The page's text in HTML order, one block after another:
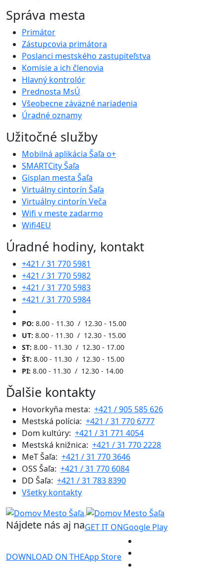
Správa mesta
Primátor
Zástupcovia primátora
Poslanci mestského zastupiteľstva
Komisie a ich členovia
Hlavný kontrolór
Prednosta MsÚ
Všeobecne záväzné nariadenia
Úradné oznamy
Užitočné služby
Mobilná aplikácia Šaľa o+
SMARTCity Šaľa
Gisplan mesta Šaľa
Virtuálny cintorín Šaľa
Virtuálny cintorín Veča
Wifi v meste zadarmo
Wifi4EU
Úradné hodiny, kontakt
+421 / 31 770 5981
+421 / 31 770 5982
+421 / 31 770 5983
+421 / 31 770 5984
PO: 8.00 - 11.30 / 12.30 - 15.00
UT: 8.00 - 11.30 / 12.30 - 15.00
ST: 8.00 - 11.30 / 12.30 - 17.00
ŠT: 8.00 - 11.30 / 12.30 - 15.00
PI: 8.00 - 11.30 / 12.30 - 14.00
Ďalšie kontakty
Hovorkyňa mesta: +421 / 905 585 626
Mestská polícia: +421 / 31 770 6777
Dom kultúry: +421 / 31 771 4054
Mestská knižnica: +421 / 31 770 2228
MeT Šaľa: +421 / 31 770 3646
OSS Šaľa: +421 / 31 770 6084
DD Šaľa: +421 / 31 783 8390
Všetky kontakty
Nájdete nás aj naGET IT ONGoogle Play
DOWNLOAD ON THEApp Store